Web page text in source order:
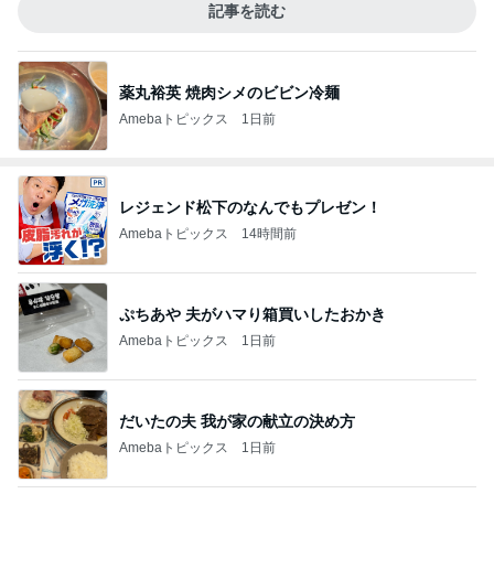
記事を読む
薬丸裕英 焼肉シメのビビン冷麺
Amebaトピックス 1日前
レジェンド松下のなんでもプレゼン！
Amebaトピックス 14時間前
ぷちあや 夫がハマり箱買いしたおかき
Amebaトピックス 1日前
だいたの夫 我が家の献立の決め方
Amebaトピックス 1日前